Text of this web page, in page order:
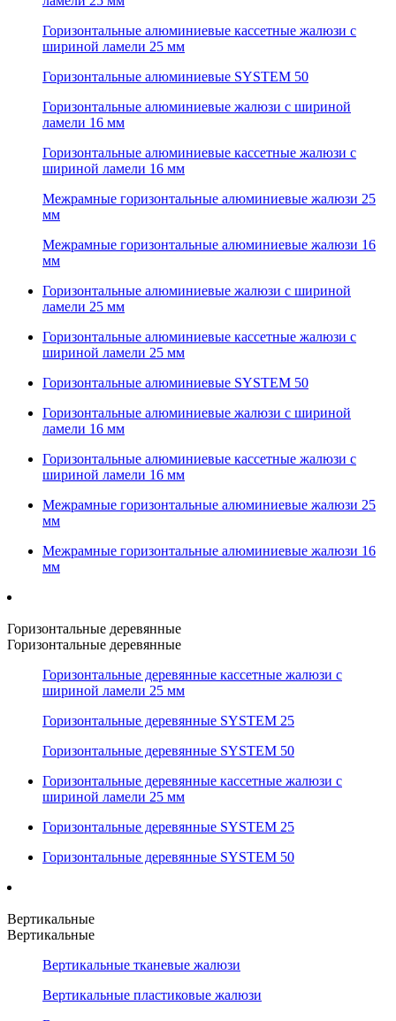
Горизонтальные алюминиевые кассетные жалюзи с
шириной ламели 25 мм
Горизонтальные алюминиевые SYSTEM 50
Горизонтальные алюминиевые жалюзи с шириной
ламели 16 мм
Горизонтальные алюминиевые кассетные жалюзи с
шириной ламели 16 мм
Межрамные горизонтальные алюминиевые жалюзи 25
мм
Межрамные горизонтальные алюминиевые жалюзи 16
мм
Горизонтальные алюминиевые жалюзи с шириной
ламели 25 мм
Горизонтальные алюминиевые кассетные жалюзи с
шириной ламели 25 мм
Горизонтальные алюминиевые SYSTEM 50
Горизонтальные алюминиевые жалюзи с шириной
ламели 16 мм
Горизонтальные алюминиевые кассетные жалюзи с
шириной ламели 16 мм
Межрамные горизонтальные алюминиевые жалюзи 25
мм
Межрамные горизонтальные алюминиевые жалюзи 16
мм
Горизонтальные деревянные
Горизонтальные деревянные
Горизонтальные деревянные кассетные жалюзи с
шириной ламели 25 мм
Горизонтальные деревянные SYSTEM 25
Горизонтальные деревянные SYSTEM 50
Горизонтальные деревянные кассетные жалюзи с
шириной ламели 25 мм
Горизонтальные деревянные SYSTEM 25
Горизонтальные деревянные SYSTEM 50
Вертикальные
Вертикальные
Вертикальные тканевые жалюзи
Вертикальные пластиковые жалюзи